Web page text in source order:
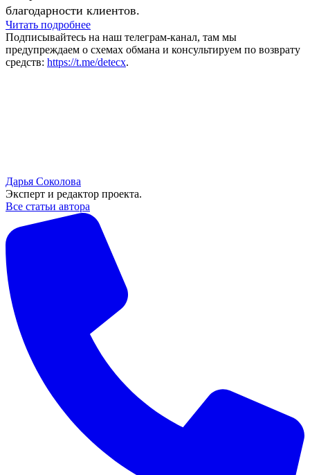
благодарности клиентов.
Читать подробнее
Подписывайтесь на наш телеграм-канал, там мы
предупреждаем о схемах обмана и консультируем по возврату
средств: https://t.me/detecx.
Дарья Соколова
Эксперт и редактор проекта.
Все статьи автора